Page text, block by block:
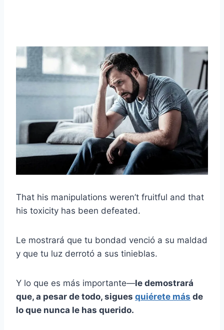
That his manipulations weren’t fruitful and that
his toxicity has been defeated.
Le mostrará que tu bondad venció a su maldad
y que tu luz derrotó a sus tinieblas.
Y lo que es más importante—le demostrará
que, a pesar de todo, sigues quiérete más de
lo que nunca le has querido.